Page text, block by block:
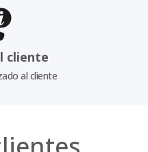
cliente
al cliente